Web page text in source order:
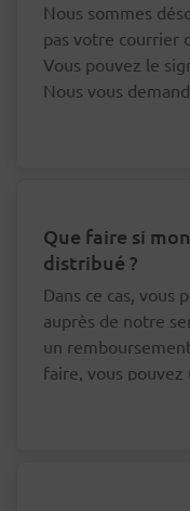
Nous sommes
pas votre courrier
Vous pouvez le
Nous vous
Que faire si
distribué ?
Dans ce cas, vous
auprès de notre
un
faire, vous